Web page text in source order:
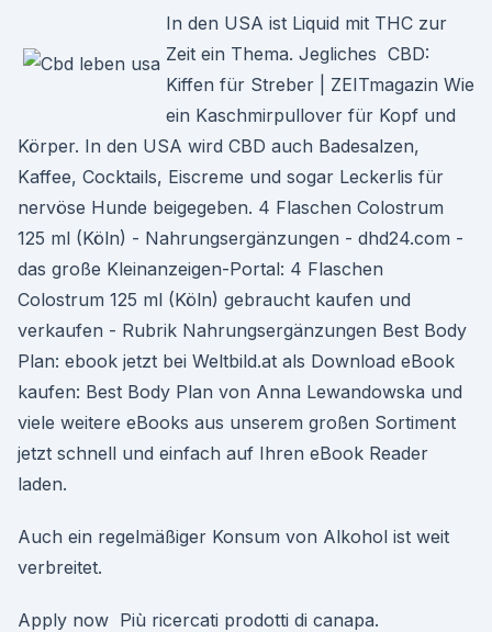
In den USA ist Liquid mit THC zur
Zeit ein Thema. Jegliches CBD:
Kiffen für Streber | ZEITmagazin Wie
ein Kaschmirpullover für Kopf und
Körper. In den USA wird CBD auch Badesalzen,
Kaffee, Cocktails, Eiscreme und sogar Leckerlis für
nervöse Hunde beigegeben. 4 Flaschen Colostrum
125 ml (Köln) - Nahrungsergänzungen - dhd24.com -
das große Kleinanzeigen-Portal: 4 Flaschen
Colostrum 125 ml (Köln) gebraucht kaufen und
verkaufen - Rubrik Nahrungsergänzungen Best Body
Plan: ebook jetzt bei Weltbild.at als Download eBook
kaufen: Best Body Plan von Anna Lewandowska und
viele weitere eBooks aus unserem großen Sortiment
jetzt schnell und einfach auf Ihren eBook Reader
laden.
Auch ein regelmäßiger Konsum von Alkohol ist weit
verbreitet.
Apply now Più ricercati prodotti di canapa.